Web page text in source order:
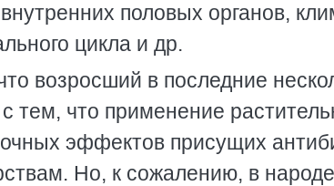
половых органов,
цикла и др.
возросший в последние
тем, что применение
эффектов присущих
Но, к сожалению, в